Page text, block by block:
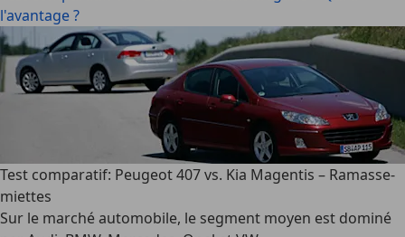
l'avantage ?
Test comparatif: Peugeot 407 vs. Kia Magentis – Ramasse-
miettes
Sur le marché automobile, le segment moyen est dominé